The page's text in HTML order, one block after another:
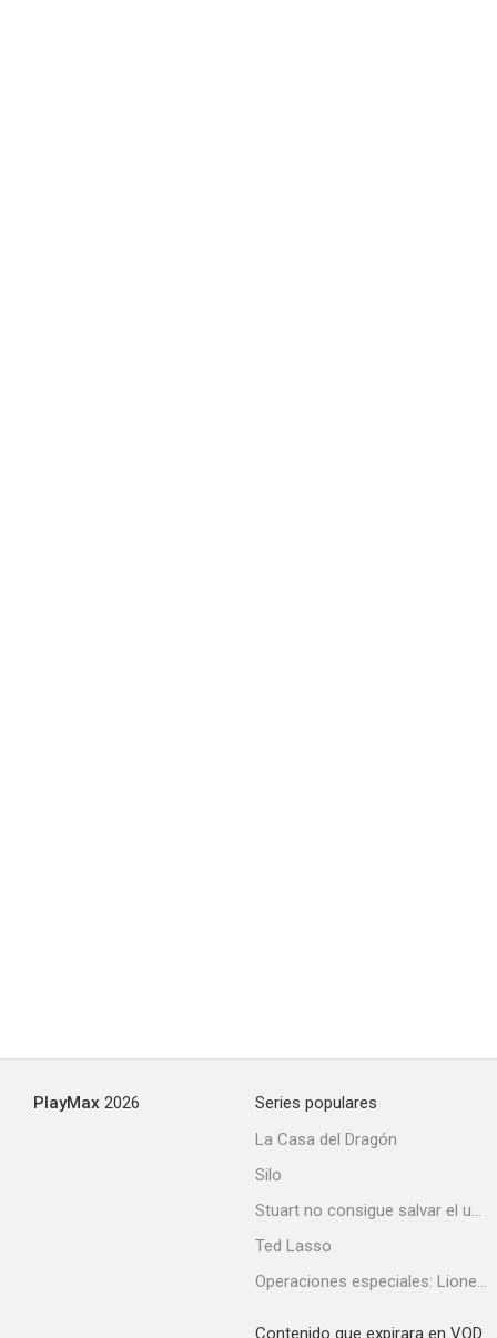
PlayMax 2026
Series populares
La Casa del Dragón
Silo
Stuart no consigue salvar el universo
Ted Lasso
Operaciones especiales: Lioness
Contenido que expirara en VOD